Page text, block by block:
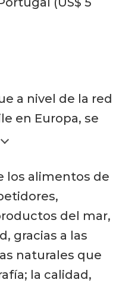
a nivel de la red
en Europa, se
de difusión
campañas
“Enfatizamos en
exportable
hincapié
la industria y
las mejores
los alimentos de
del mar,
gracias a las
naturales que
la calidad,